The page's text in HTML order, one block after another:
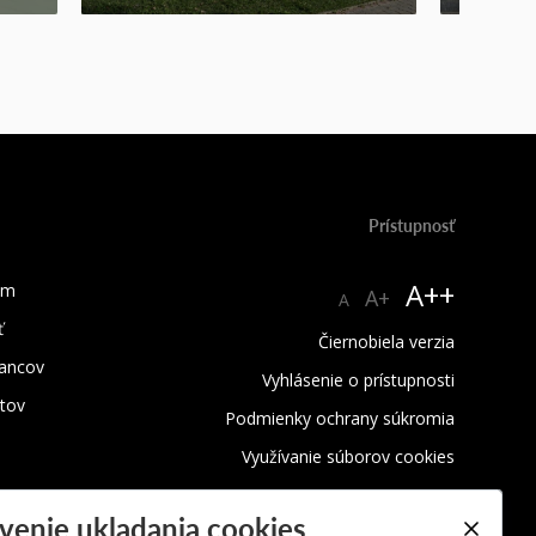
Prístupnosť
A A+ A++
Čiernobiela verzia
Vyhlásenie o prístupnosti
Podmienky ochrany súkromia
Využívanie súborov cookies
ukladania cookies